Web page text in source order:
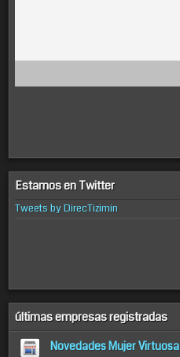
Estamos en Twitter
Tweets by DirecTizimin
últimas empresas registradas
Novedades Mujer Virtuosa